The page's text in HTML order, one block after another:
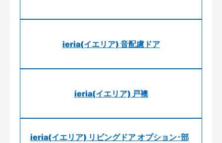
ieria(イエリア) 音配慮ドア
ieria(イエリア) 戸襖
ieria(イエリア) リビングドア オプション･部